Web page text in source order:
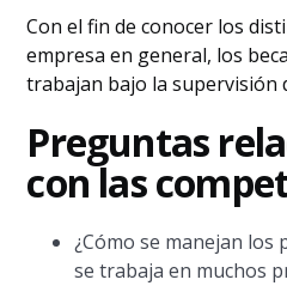
Con el fin de conocer los
empresa en general, los
trabajan bajo la supervisión
Preguntas
con las
¿Cómo se manejan los
se trabaja en muchos